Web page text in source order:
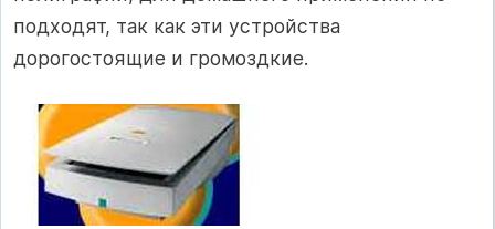
подходят, так как эти устройства
дорогостоящие и громоздкие.